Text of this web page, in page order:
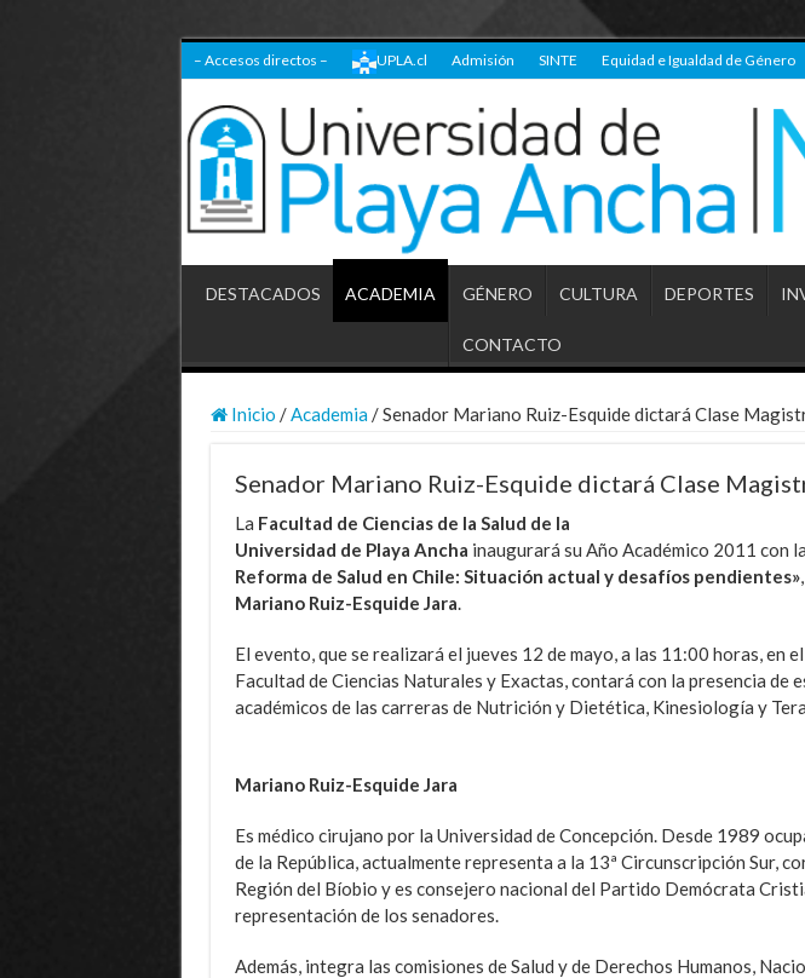
– Accesos directos – UPLA.cl Admisión SINTE Equidad e Igualdad de Género
DESTACADOS ACADEMIA GÉNERO CULTURA DEPORTES
CONTACTO
Inicio / Academia /Senador Mariano Ruiz-Esquide dictará Clase
Senador Mariano Ruiz-Esquide dictará Clase
La Facultad de Ciencias de la Salud de la
Universidad de Playa Ancha inaugurará su Año Académico 2011 con la
Reforma de Salud en Chile: Situación actual y desafíos pendientes»
Mariano Ruiz-Esquide Jara
El evento, que se realizará el jueves 12 de mayo, a las 11:00 horas, en
Facultad de Ciencias Naturales y Exactas, contará con la presencia de
académicos de las carreras de Nutrición y Dietética, Kinesiología y
Mariano Ruiz-Esquide Jara
Es médico cirujano por la Universidad de Concepción. Desde 1989
de la República, actualmente representa a la 13ª Circunscripción Sur,
Región del Bíobio y es consejero nacional del Partido Demócrata
representación de los senadores.
Además, integra las comisiones de Salud y de Derechos Humanos,